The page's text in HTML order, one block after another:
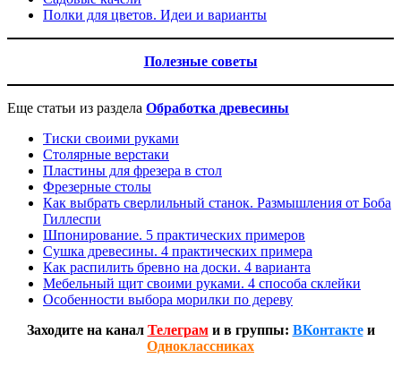
Полки для цветов. Идеи и варианты
Полезные советы
Еще статьи из раздела Обработка древесины
Тиски своими руками
Столярные верстаки
Пластины для фрезера в стол
Фрезерные столы
Как выбрать сверлильный станок. Размышления от Боба
Гиллеспи
Шпонирование. 5 практических примеров
Сушка древесины. 4 практических примера
Как распилить бревно на доски. 4 варианта
Мебельный щит своими руками. 4 способа склейки
Особенности выбора морилки по дереву
Заходите на канал Телеграми в группы: ВКонтактеи
Одноклассниках